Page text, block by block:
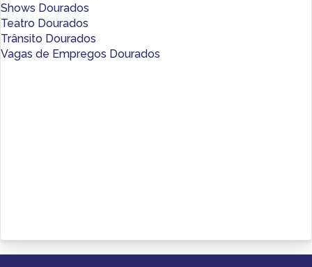
Shows Dourados
Teatro Dourados
Trânsito Dourados
Vagas de Empregos Dourados